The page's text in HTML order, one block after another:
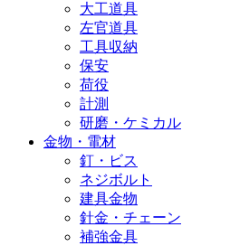
大工道具
左官道具
工具収納
保安
荷役
計測
研磨・ケミカル
金物・電材
釘・ビス
ネジボルト
建具金物
針金・チェーン
補強金具